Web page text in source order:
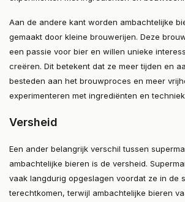
Aan de andere kant worden ambachtelijke
gemaakt door kleine brouwerijen. Deze
een passie voor bier en willen unieke
creëren. Dit betekent dat ze meer tijden en
besteden aan het brouwproces en meer
experimenteren met ingrediënten en
Versheid
Een ander belangrijk verschil tussen
ambachtelijke bieren is de versheid.
vaak langdurig opgeslagen voordat ze in de
terechtkomen, terwijl ambachtelijke bieren